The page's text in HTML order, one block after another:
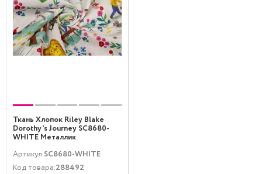
Ткань Хлопок Riley Blake
Dorothy's Journey SC8680-
WHITE Металлик
Мультиколор
Артикул:SC8680-WHITE
Код товара:288492